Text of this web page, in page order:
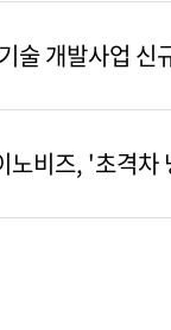
술 개발사업 신
비즈, '초격차